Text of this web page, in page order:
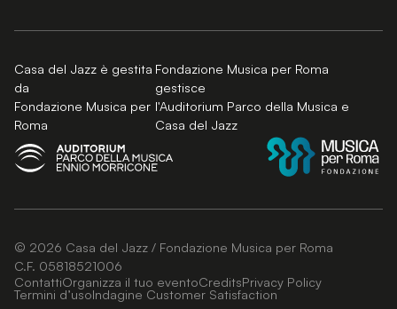
Casa del Jazz è gestita
da
Fondazione Musica per
Roma
Fondazione Musica per Roma
gestisce
l'Auditorium Parco della Musica e
Casa del Jazz
© 2026 Casa del Jazz / Fondazione Musica per Roma
C.F. 05818521006
ContattiOrganizza il tuo eventoCreditsPrivacy Policy
Termini d’usoIndagine Customer Satisfaction